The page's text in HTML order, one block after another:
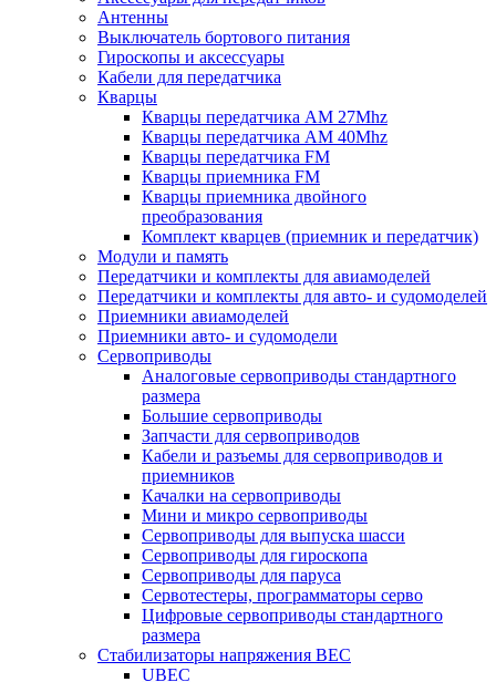
Антенны
Выключатель бортового питания
Гироскопы и аксессуары
Кабели для передатчика
Кварцы
Кварцы передатчика AM 27Mhz
Кварцы передатчика AM 40Mhz
Кварцы передатчика FM
Кварцы приемника FM
Кварцы приемника двойного
преобразования
Комплект кварцев (приемник и передатчик)
Модули и память
Передатчики и комплекты для авиамоделей
Передатчики и комплекты для авто- и судомоделей
Приемники авиамоделей
Приемники авто- и судомодели
Сервоприводы
Аналоговые сервоприводы стандартного
размера
Большие сервоприводы
Запчасти для сервоприводов
Кабели и разъемы для сервоприводов и
приемников
Качалки на сервоприводы
Мини и микро сервоприводы
Сервоприводы для выпуска шасси
Сервоприводы для гироскопа
Сервоприводы для паруса
Сервотестеры, программаторы серво
Цифровые сервоприводы стандартного
размера
Стабилизаторы напряжения BEC
UBEC